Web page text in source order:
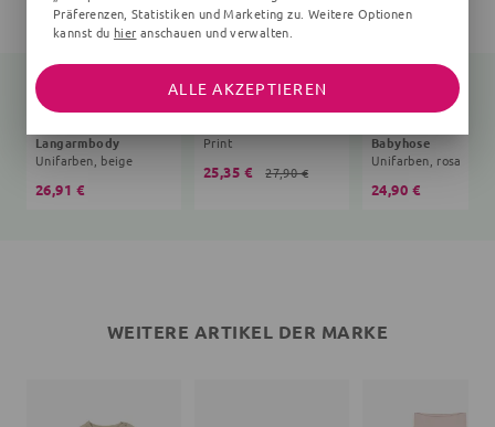
Langarmbody
Unifarben, beige
26,91 €
Print
25,35 € 27,90 €
Babyhose
Unifarben, rosa
24,90 €
WEITERE ARTIKEL DER MARKE
Präferenzen, Statistiken und Marketing zu. Weitere Optionen
kannst du hier anschauen und verwalten.
ALLE AKZEPTIEREN